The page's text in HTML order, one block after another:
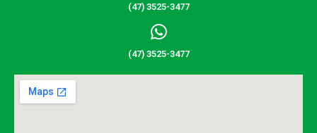
(47) 3525-3477
(47) 3525-3477